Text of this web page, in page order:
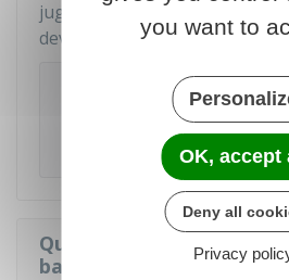
juge. Le médiateur fixe un
devez accepter ou refuser sa
vous pouvez vous retirer de
Que faire si la solution du
bancaire ne donne pas
you want to
OK, accept
Deny all
Privacy